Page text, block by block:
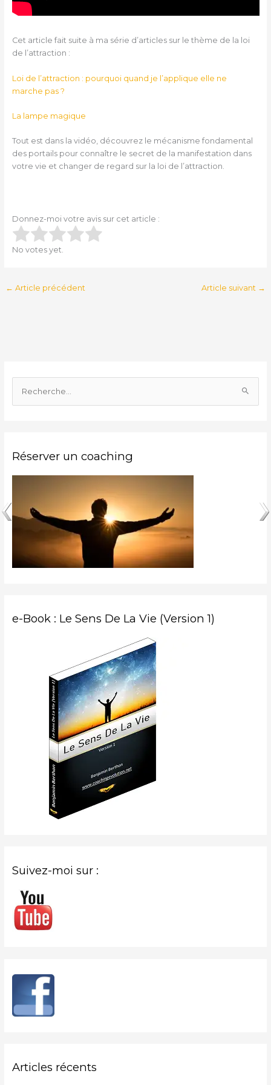
Cet article fait suite à ma série d’articles sur le thème de la loi
de l’attraction :
Loi de l’attraction : pourquoi quand je l’applique elle ne
marche pas ?
La lampe magique
Tout est dans la vidéo, découvrez le mécanisme fondamental
des portails pour connaître le secret de la manifestation dans
votre vie et changer de regard sur la loi de l’attraction.
Donnez-moi votre avis sur cet article :
Rate this item:
No votes yet.
← Article précédent Article suivant →
e
e
e
Réserver un coaching
e-Book : Le Sens De La Vie (Version 1)
Suivez-moi sur :
Articles récents